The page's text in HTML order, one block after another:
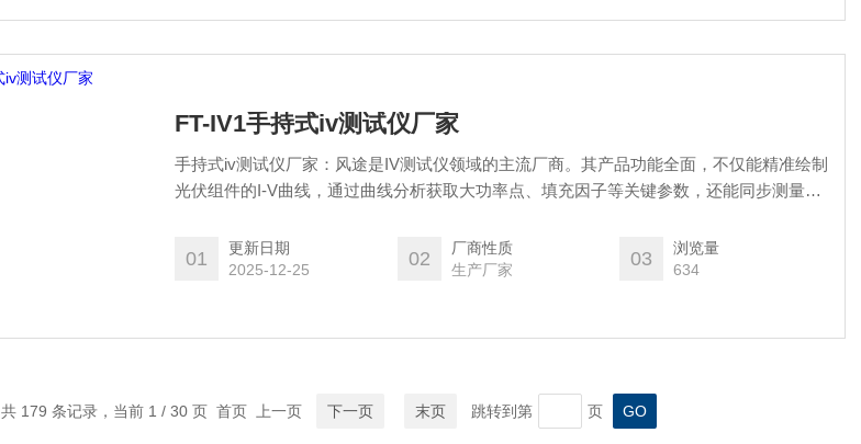
FT-IV1手持式iv测试仪厂家
手持式iv测试仪厂家：风途是IV测试仪领域的主流厂商。其产品功能全面，不仅能精准绘制
光伏组件的I-V曲线，通过曲线分析获取大功率点、填充因子等关键参数，还能同步测量环
手持式IV测试仪优势明显。
01
更新日期
2025-12-25
02
厂商性质
生产厂家
03
浏览量
634
共 179 条记录，当前 1 / 30 页 首页 上一页 下一页 末页 跳转到第 页